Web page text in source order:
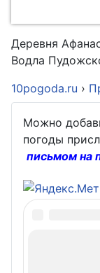
Деревня
Водла
10pogoda.ru ›
Можно
погоды
письмом на